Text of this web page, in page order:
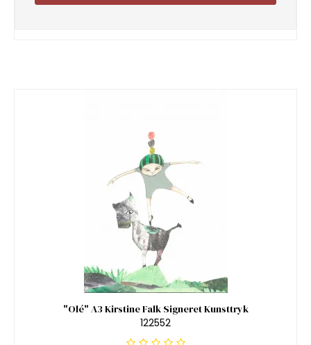
"Olé" A3 Kirstine Falk Signeret Kunsttryk
122552